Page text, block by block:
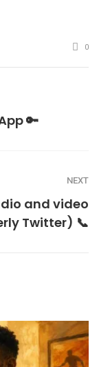
0
🔑
NEXT
and video
Twitter) 📞